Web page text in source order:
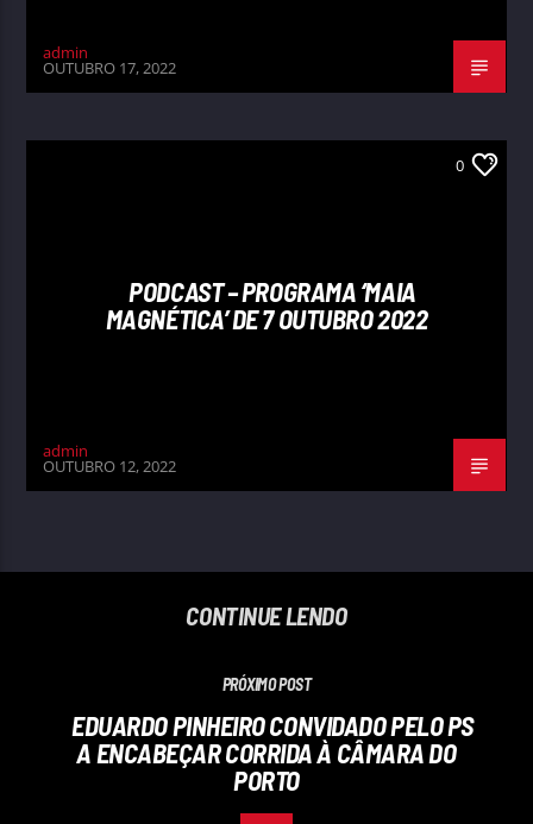
admin
OUTUBRO 17, 2022
0
PODCAST – PROGRAMA ‘MAIA
MAGNÉTICA’ DE 7 OUTUBRO 2022
admin
OUTUBRO 12, 2022
CONTINUE LENDO
PRÓXIMO POST
EDUARDO PINHEIRO CONVIDADO PELO PS
A ENCABEÇAR CORRIDA À CÂMARA DO
PORTO